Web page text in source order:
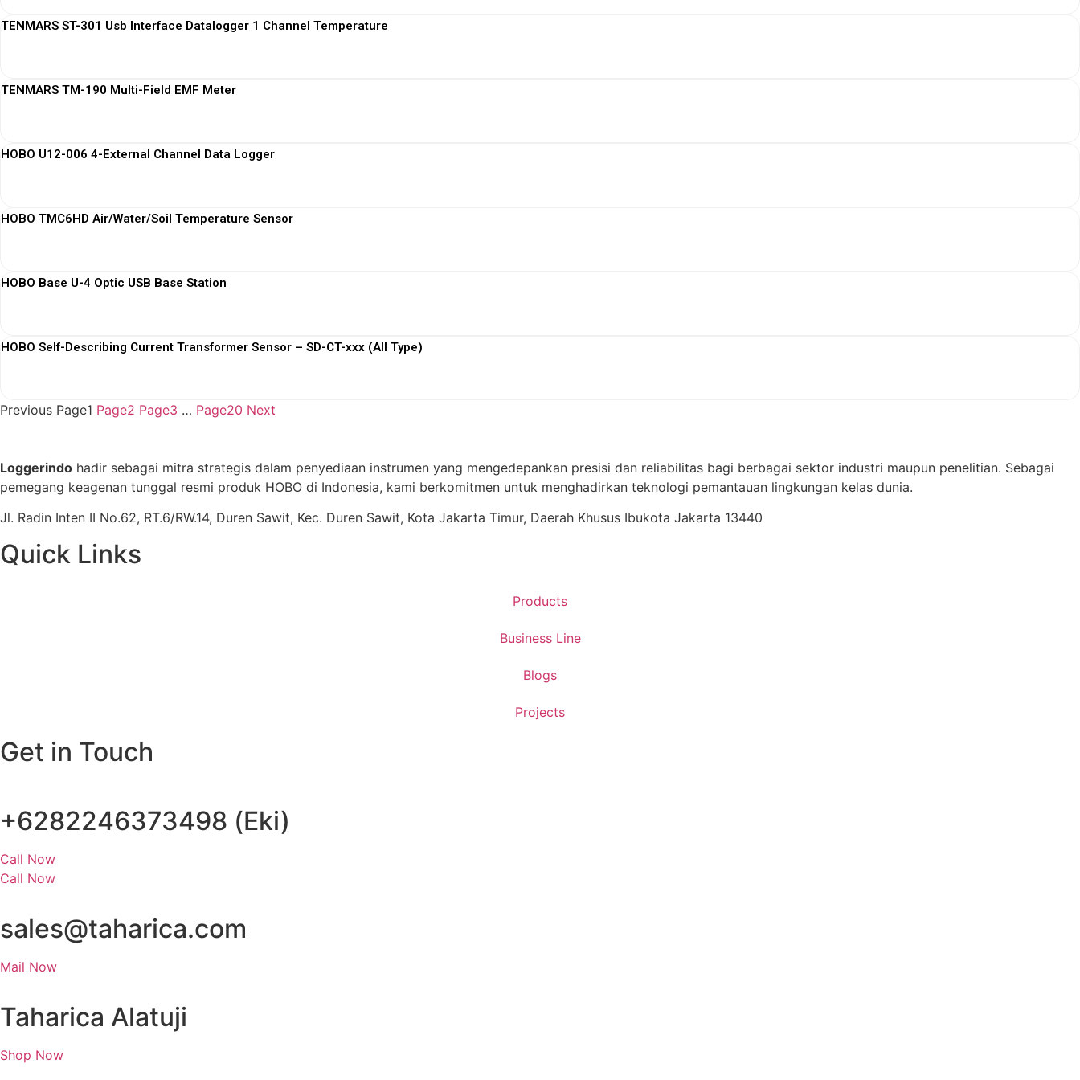
TENMARS ST-301 Usb Interface Datalogger 1 Channel Temperature
TENMARS TM-190 Multi-Field EMF Meter
HOBO U12-006 4-External Channel Data Logger
HOBO TMC6HD Air/Water/Soil Temperature Sensor
HOBO Base U-4 Optic USB Base Station
HOBO Self-Describing Current Transformer Sensor – SD-CT-xxx (All Type)
Previous Page1 Page2 Page3 … Page20 Next
Loggerindo hadir sebagai mitra strategis dalam penyediaan instrumen yang mengedepankan presisi dan reliabilitas bagi berbagai sektor industri maupun penelitian. Sebagai
pemegang keagenan tunggal resmi produk HOBO di Indonesia, kami berkomitmen untuk menghadirkan teknologi pemantauan lingkungan kelas dunia.
Jl. Radin Inten II No.62, RT.6/RW.14, Duren Sawit, Kec. Duren Sawit, Kota Jakarta Timur, Daerah Khusus Ibukota Jakarta 13440
Quick Links
Products
Business Line
Blogs
Projects
Get in Touch
+6282246373498 (Eki)
Call Now
Call Now
sales@taharica.com
Mail Now
Taharica Alatuji
Shop Now